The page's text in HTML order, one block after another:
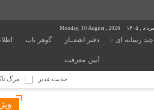
Monday, 10 August , 2026
چند رسانه ای دفتر اشعــار گوهر ناب
آیین معرفت
حدیث غدیر مرگ